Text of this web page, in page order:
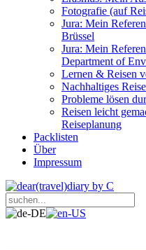
Fotografie (auf
Jura: Mein
Brüssel
Jura: Mein
Department of
Lernen & Reisen
Nachhaltiges
Probleme lösen
Reisen leicht
Reiseplanung
Packlisten
Über
Impressum